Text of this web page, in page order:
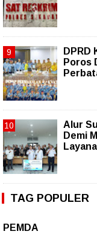
DPRD
Poros
Alur
Demi
TAG POPULER
PEMDA